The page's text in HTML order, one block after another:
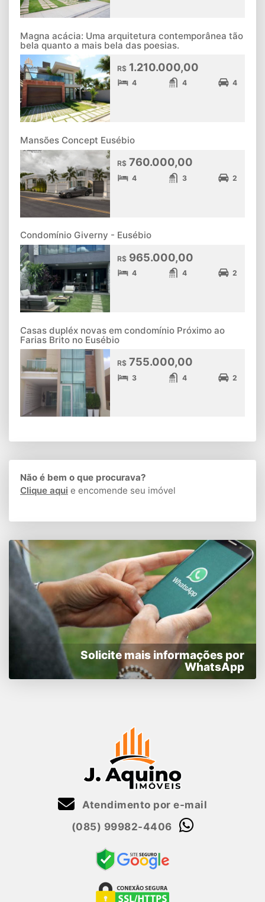
Magna acácia: Uma arquitetura contemporânea tão
bela quanto a mais bela das poesias.
R$ 1.210.000,00
4 4 4
Mansões Concept Eusébio
R$ 760.000,00
4 3 2
Condomínio Giverny - Eusébio
R$ 965.000,00
4 4 2
Casas dupléx novas em condomínio Próximo ao
Farias Brito no Eusébio
R$ 755.000,00
3 4 2
Não é bem o que procurava?
Clique aqui e encomende seu imóvel
Solicite mais informações por
WhatsApp
Atendimento por e-mail
(085) 99982-4406